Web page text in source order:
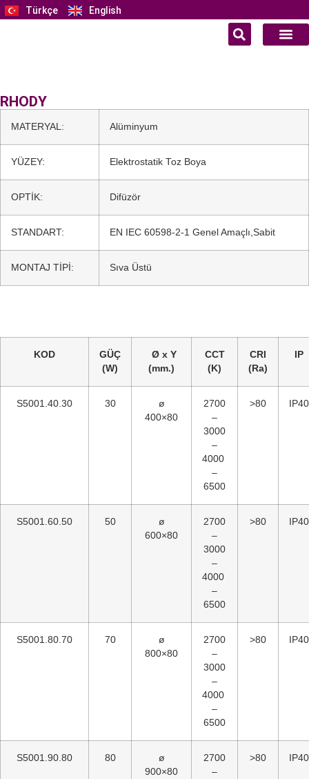
Türkçe English
RHODY
MATERYAL: Alüminyum
YÜZEY: Elektrostatik Toz Boya
OPTİK: Difüzör
STANDART: EN IEC 60598-2-1 Genel Amaçlı,Sabit
MONTAJ TİPİ: Sıva Üstü
KOD
GÜÇ
(W)
Ø x Y
(mm.)
CCT
(K)
CRI
(Ra)
IP
S5001.40.30 30
ø
400×80
2700
–
3000
–
4000
–
6500
>80 IP40
S5001.60.50 50
ø
600×80
2700
–
3000
–
4000
–
6500
>80 IP40
S5001.80.70 70
ø
800×80
2700
–
3000
–
4000
–
6500
>80 IP40
S5001.90.80 80
ø
900×80
2700
–
>80 IP40